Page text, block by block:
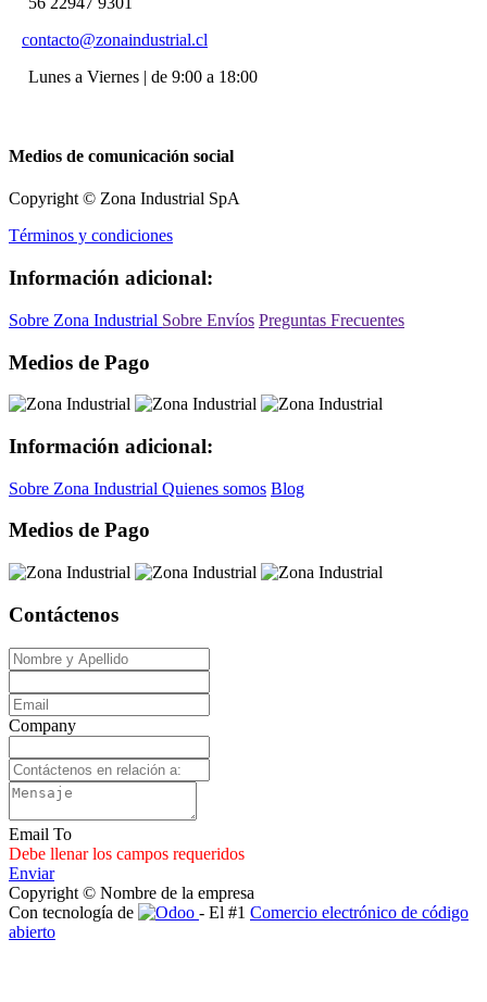
contacto@zonaindustrial.cl
Lunes a Viernes | de 9:00 a 18:00
Medios de comunicación social
Copyright © Zona Industrial SpA
Términos y condiciones
Información adicional:
Sobre Zona Industrial Sobre Envíos Preguntas Frecuentes
Medios de Pago
Información adicional:
Sobre Zona Industrial Quienes somos Blog
Medios de Pago
Contáctenos
Company
Email To
Debe llenar los campos requeridos
Enviar
Copyright © Nombre de la empresa
Con tecnología de
- El #1 Comercio electrónico de código
abierto